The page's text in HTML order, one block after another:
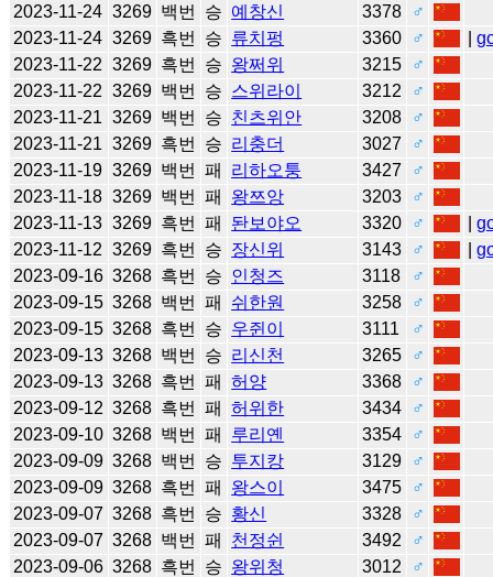
2023-11-24 3269 백번 승 예창신 3378
♂
2023-11-24 3269 흑번 승 류치펑 3360 ♂ |
2023-11-22 3269 흑번 승 왕쩌위 3215
♂
2023-11-22 3269 백번 승 스위라이 3212
♂
2023-11-21 3269 백번 승 친츠위안 3208
♂
2023-11-21 3269 흑번 승 리충더 3027
♂
2023-11-19 3269 백번 패 리하오퉁 3427
♂
2023-11-18 3269 백번 패 왕쯔앙 3203
♂
2023-11-13 3269 흑번 패 돤보야오 3320 ♂ |
2023-11-12 3269 흑번 승 장신위 3143 ♂ |
2023-09-16 3268 흑번 승 인청즈 3118
♂
2023-09-15 3268 백번 패 쉬한원 3258
♂
2023-09-15 3268 흑번 승 우쥔이 3111
♂
2023-09-13 3268 백번 승 리신천 3265
♂
2023-09-13 3268 흑번 패 허양 3368
♂
2023-09-12 3268 흑번 패 허위한 3434
♂
2023-09-10 3268 백번 패 루리옌 3354
♂
2023-09-09 3268 백번 승 투지캉 3129
♂
2023-09-09 3268 흑번 패 왕스이 3475
♂
2023-09-07 3268 흑번 승 황신 3328
♂
2023-09-07 3268 백번 패 천정쉰 3492
♂
2023-09-06 3268 흑번 승 왕위청 3012
♂